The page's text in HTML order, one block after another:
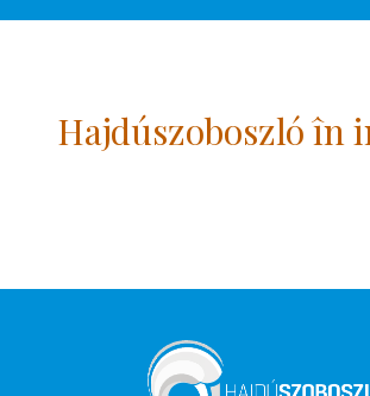
Hajdúszoboszló în